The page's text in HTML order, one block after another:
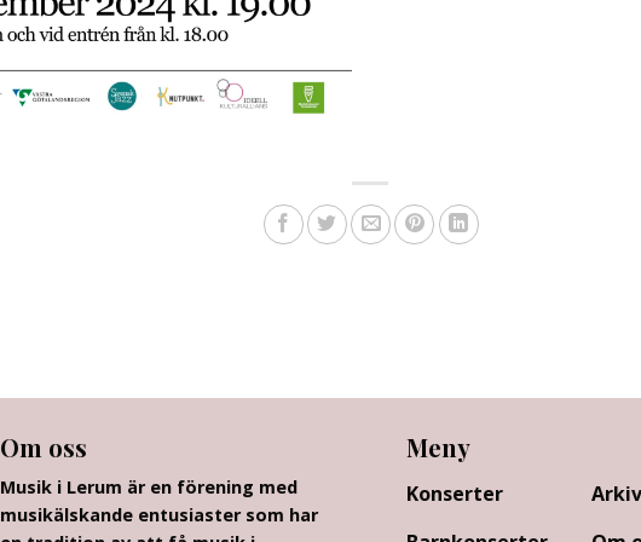
Om oss
Musik i Lerum är en förening med
musikälskande entusiaster som har
Meny
Konserter
Arkiv